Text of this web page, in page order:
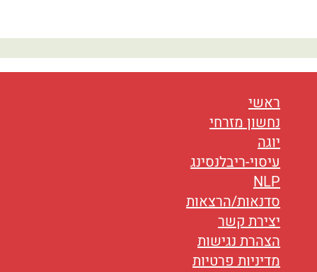
אורח חיים
בריאות
תזונה
עיסוי
ראשי
נחשון מזרחי
יוגה
עיסוי-ריבלנסינג
NLP
סדנאות/הרצאות
יצירת קשר
הצהרת נגישות
מדיניות פרטיות